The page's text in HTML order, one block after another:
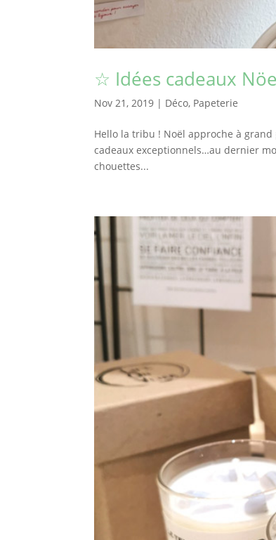
☆ Idées cadeaux
Nov 21, 2019 | Déco, Papeterie
Hello la tribu ! Noël approche à
cadeaux exceptionnels…au dernier
chouettes...